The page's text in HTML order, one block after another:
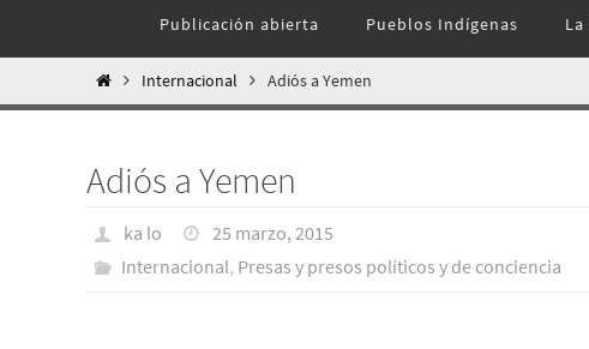
contenido
Publicación abierta Pueblos Indí­genas La
InicioInternacional Adiós a Yemen
Adiós a Yemen
ka lo
25 marzo, 2015
Internacional, Presas y presos polí­ticos y de conciencia